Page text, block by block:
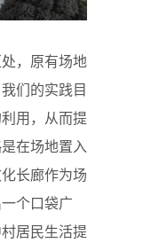
，原有场地
们的实践目
用，从而提
在场地置入
长廊作为场
个口袋广
居民生活提